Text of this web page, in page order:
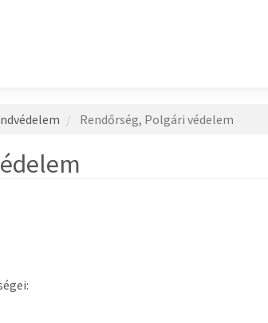
Rendőrség, Polgári védelem